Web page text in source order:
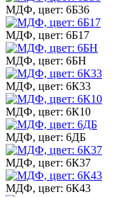
МДФ, цвет: 6Б36
МДФ, цвет: 6Б17
МДФ, цвет: 6БН
МДФ, цвет: 6К33
МДФ, цвет: 6К10
МДФ, цвет: 6ДБ
МДФ, цвет: 6К37
МДФ, цвет: 6К43